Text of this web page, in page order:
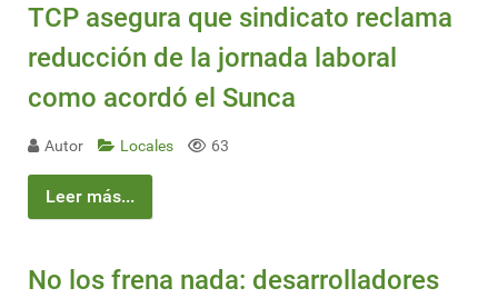
TCP asegura que sindicato reclama
reducción de la jornada laboral
como acordó el Sunca
Autor Locales 63
Leer más...
No los frena nada: desarrolladores